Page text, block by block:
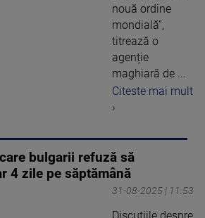
nouă ordine
mondială”,
titrează o
agenție
maghiară de ...
Citeste mai mult
›
bulgarii refuză să
4 zile pe săptămână
31-08-2025 | 11:53
Discuțiile despre